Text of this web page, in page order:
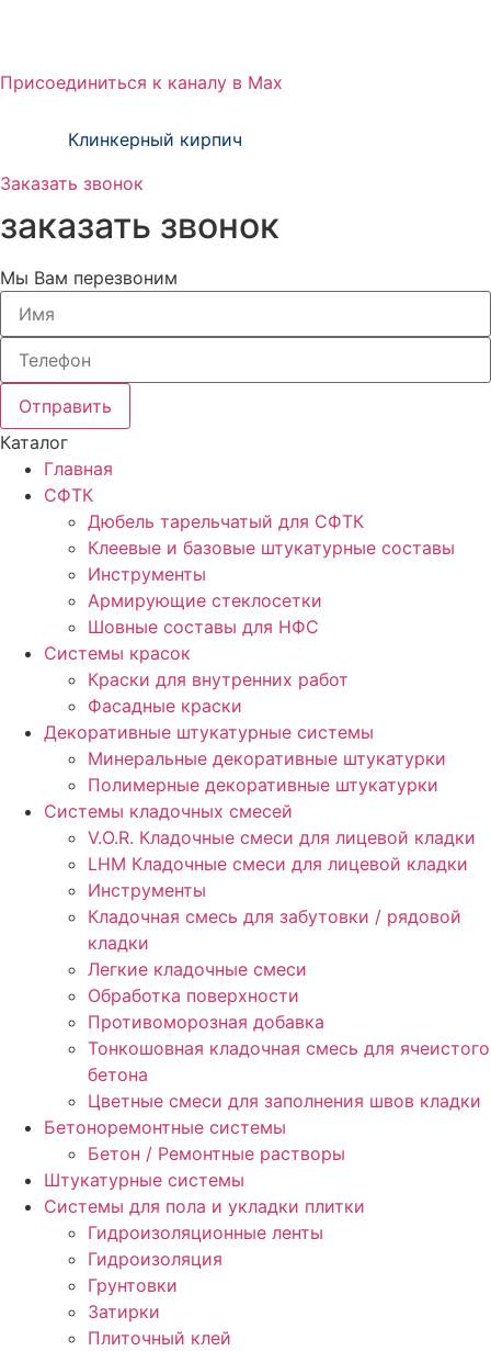
Присоединиться к каналу в Max
Клинкерный кирпич
Заказать звонок
заказать звонок
Мы Вам перезвоним
Отправить
Каталог
Главная
СФТК
Дюбель тарельчатый для СФТК
Клеевые и базовые штукатурные составы
Инструменты
Армирующие стеклосетки
Шовные составы для НФС
Cистемы красок
Краски для внутренних работ
Фасадные краски
Декоративные штукатурные системы
Минеральные декоративные штукатурки
Полимерные декоративные штукатурки
Системы кладочных смесей
V.O.R. Кладочные смеси для лицевой кладки
LHM Кладочные смеси для лицевой кладки
Инструменты
Кладочная смесь для забутовки / рядовой
кладки
Легкие кладочные смеси
Обработка поверхности
Противоморозная добавка
Тонкошовная кладочная смесь для ячеистого
бетона
Цветные смеси для заполнения швов кладки
Бетоноремонтные системы
Бетон / Ремонтные растворы
Штукатурные системы
Cистемы для пола и укладки плитки
Гидроизоляционные ленты
Гидроизоляция
Грунтовки
Затирки
Плиточный клей